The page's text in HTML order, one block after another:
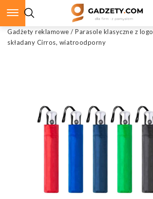
Gadżety reklamowe / Parasole klasyczne z logo
składany Cirros, wiatroodporny